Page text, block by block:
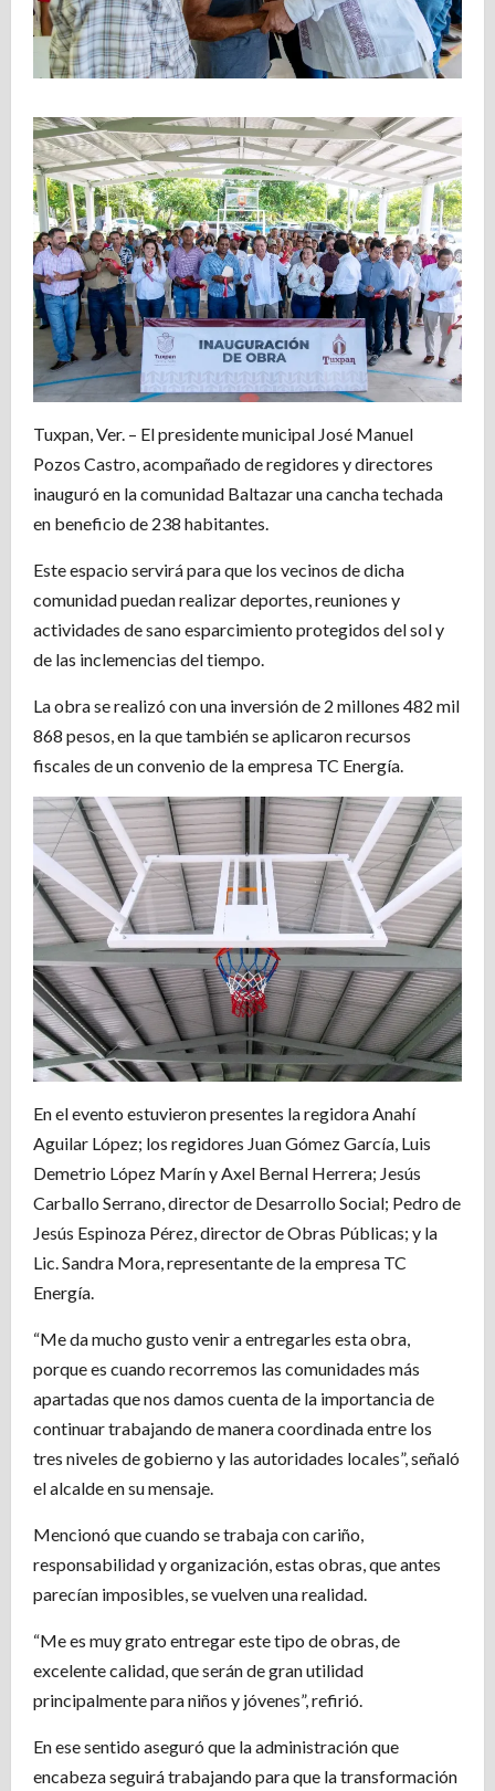
Tuxpan, Ver. – El presidente municipal José Manuel
Pozos Castro, acompañado de regidores y directores
inauguró en la comunidad Baltazar una cancha techada
en beneficio de 238 habitantes.
Este espacio servirá para que los vecinos de dicha
comunidad puedan realizar deportes, reuniones y
actividades de sano esparcimiento protegidos del sol y
de las inclemencias del tiempo.
La obra se realizó con una inversión de 2 millones 482 mil
868 pesos, en la que también se aplicaron recursos
fiscales de un convenio de la empresa TC Energía.
En el evento estuvieron presentes la regidora Anahí
Aguilar López; los regidores Juan Gómez García, Luis
Demetrio López Marín y Axel Bernal Herrera; Jesús
Carballo Serrano, director de Desarrollo Social; Pedro de
Jesús Espinoza Pérez, director de Obras Públicas; y la
Lic. Sandra Mora, representante de la empresa TC
Energía.
“Me da mucho gusto venir a entregarles esta obra,
porque es cuando recorremos las comunidades más
apartadas que nos damos cuenta de la importancia de
continuar trabajando de manera coordinada entre los
tres niveles de gobierno y las autoridades locales”, señaló
el alcalde en su mensaje.
Mencionó que cuando se trabaja con cariño,
responsabilidad y organización, estas obras, que antes
parecían imposibles, se vuelven una realidad.
“Me es muy grato entregar este tipo de obras, de
excelente calidad, que serán de gran utilidad
principalmente para niños y jóvenes”, refirió.
En ese sentido aseguró que la administración que
encabeza seguirá trabajando para que la transformación